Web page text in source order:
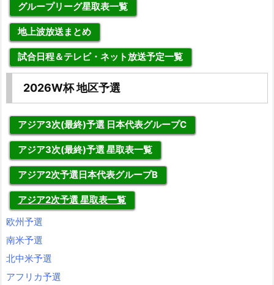
グループリーグ星取表一覧
地上波放送まとめ
試合日程＆テレビ・ネット放送予定一覧
2026W杯 地区予選
アジア3次(最終)予選 日本代表グループC
アジア3次(最終)予選 星取表一覧
アジア2次予選日本代表グループB
アジア2次予選 星取表一覧
欧州予選
南米予選
北中米予選
アフリカ予選